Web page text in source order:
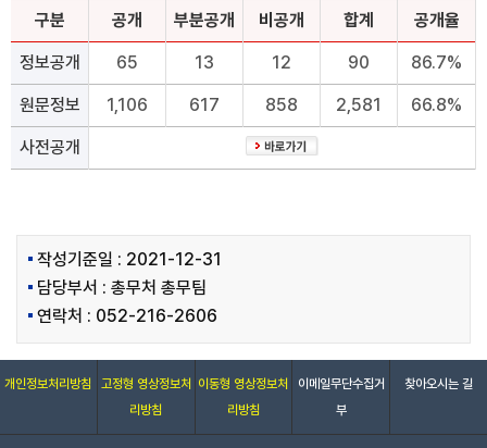
구분 공개 부분공개 비공개 합계 공개율
정보공개 65 13 12 90 86.7%
원문정보 1,106 617 858 2,581 66.8%
사전공개
작성기준일 : 2021-12-31
담당부서 : 총무처 총무팀
연락처 : 052-216-2606
개인정보처리방침
고정형 영상정보처
리방침
이동형 영상정보처
리방침
이메일무단수집거
부
찾아오시는 길